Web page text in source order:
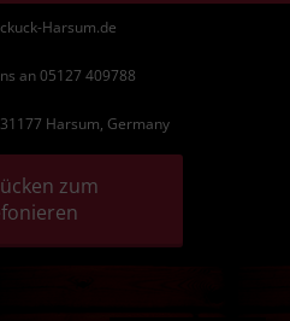
Harsum.de
an 05127 409788
Harsum, Germany
zum